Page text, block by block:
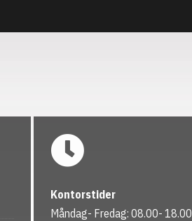
Kontorstider
Måndag- Fredag: 08.00- 18.00